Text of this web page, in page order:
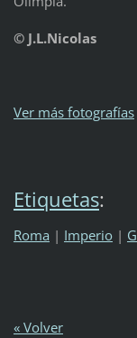
© J.L.Nicolas
Ver más fotografías
Etiquetas:
Roma | Imperio |
« Volver